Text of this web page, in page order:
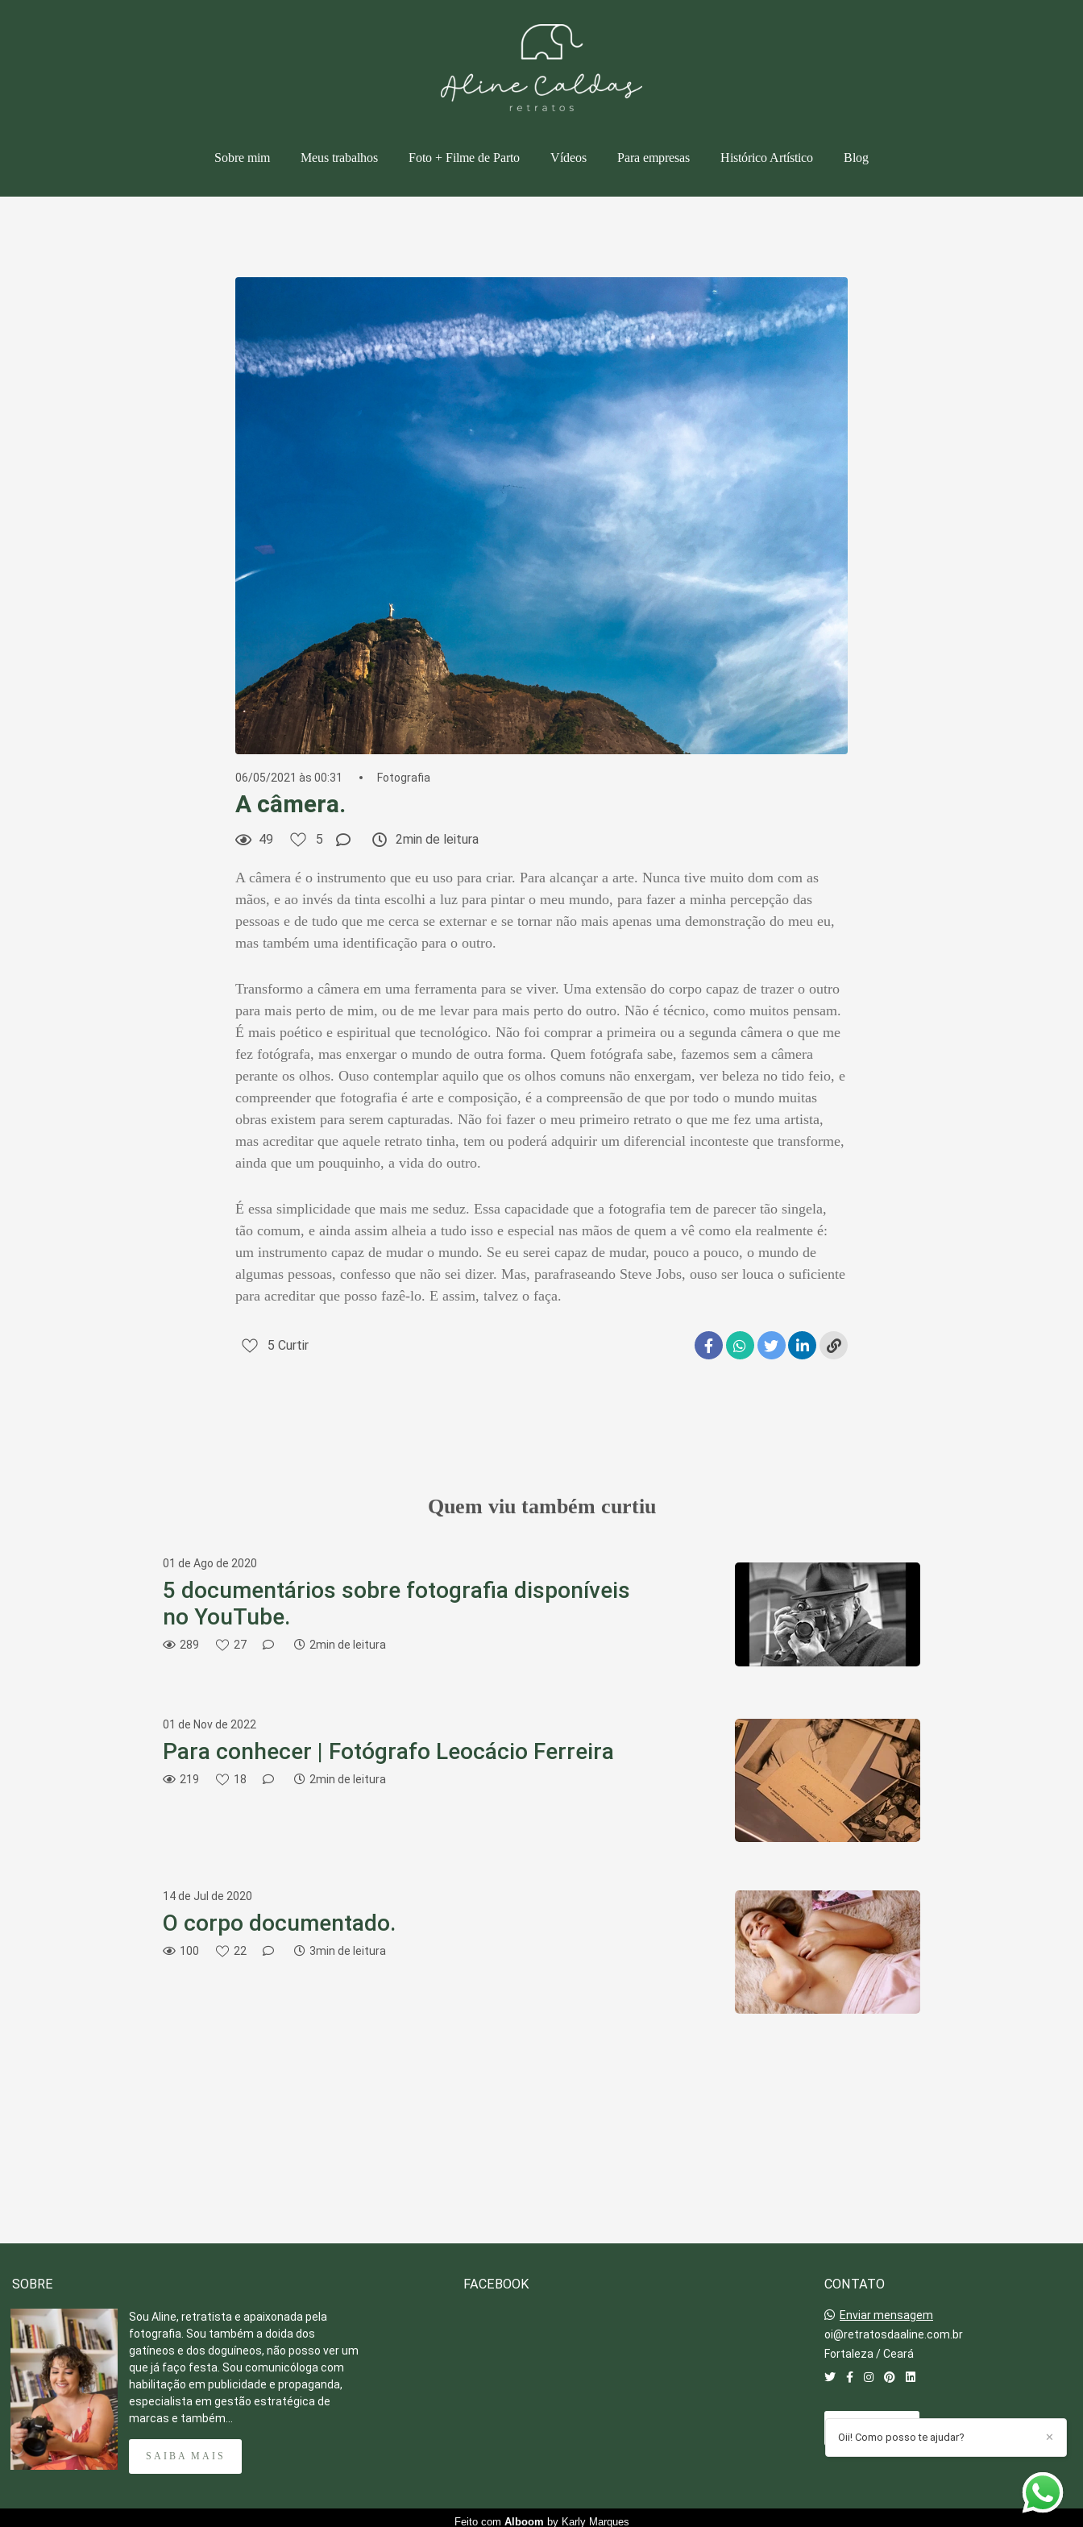
Sobre mim Meus trabalhos Foto + Filme de Parto Vídeos Para empresas Histórico Artístico Blog
06/05/2021 às 00:31 Fotografia
A câmera.
49 5 2min de leitura
A câmera é o instrumento que eu uso para criar. Para alcançar a arte. Nunca tive muito dom com as
mãos, e ao invés da tinta escolhi a luz para pintar o meu mundo, para fazer a minha percepção das
pessoas e de tudo que me cerca se externar e se tornar não mais apenas uma demonstração do meu eu,
mas também uma identificação para o outro.
Transformo a câmera em uma ferramenta para se viver. Uma extensão do corpo capaz de trazer o outro
para mais perto de mim, ou de me levar para mais perto do outro. Não é técnico, como muitos pensam.
É mais poético e espiritual que tecnológico. Não foi comprar a primeira ou a segunda câmera o que me
fez fotógrafa, mas enxergar o mundo de outra forma. Quem fotógrafa sabe, fazemos sem a câmera
perante os olhos. Ouso contemplar aquilo que os olhos comuns não enxergam, ver beleza no tido feio, e
compreender que fotografia é arte e composição, é a compreensão de que por todo o mundo muitas
obras existem para serem capturadas. Não foi fazer o meu primeiro retrato o que me fez uma artista,
mas acreditar que aquele retrato tinha, tem ou poderá adquirir um diferencial inconteste que transforme,
ainda que um pouquinho, a vida do outro.
É essa simplicidade que mais me seduz. Essa capacidade que a fotografia tem de parecer tão singela,
tão comum, e ainda assim alheia a tudo isso e especial nas mãos de quem a vê como ela realmente é:
um instrumento capaz de mudar o mundo. Se eu serei capaz de mudar, pouco a pouco, o mundo de
algumas pessoas, confesso que não sei dizer. Mas, parafraseando Steve Jobs, ouso ser louca o suficiente
para acreditar que posso fazê-lo. E assim, talvez o faça.
5 Curtir
Quem viu também curtiu
01 de Ago de 2020
5 documentários sobre fotografia disponíveis
no YouTube.
289 27 2min de leitura
01 de Nov de 2022
Para conhecer | Fotógrafo Leocácio Ferreira
219 18 2min de leitura
14 de Jul de 2020
O corpo documentado.
100 22 3min de leitura
SOBRE
Sou Aline, retratista e apaixonada pela
fotografia. Sou também a doida dos
gatíneos e dos doguíneos, não posso ver um
que já faço festa. Sou comunicóloga com
habilitação em publicidade e propaganda,
especialista em gestão estratégica de
marcas e também...
SAIBA MAIS
FACEBOOK CONTATO
Enviar mensagem
oi@retratosdaaline.com.br
Fortaleza / Ceará
✕
Oii! Como posso te ajudar?
Feito com Alboom by Karly Marques